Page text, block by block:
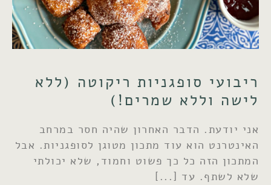
ריבועי סופגניות ריקוטה (ללא
לישה וללא שמרים!)
אני יודעת. הדבר האחרון שהיה חסר במרחב
האינטרנט הוא עוד מתכון מטוגן לסופגניות. אבל
המתכון הזה כל כך פשוט וחמוד, שלא יכולתי
שלא לשתף. עד